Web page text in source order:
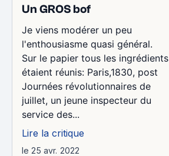
Un GROS bof
Je viens modérer un peu
l'enthousiasme quasi général.
Sur le papier tous les ingrédients
étaient réunis: Paris,1830, post
Journées révolutionnaires de
juillet, un jeune inspecteur du
service des...
Lire la critique
le 25 avr. 2022